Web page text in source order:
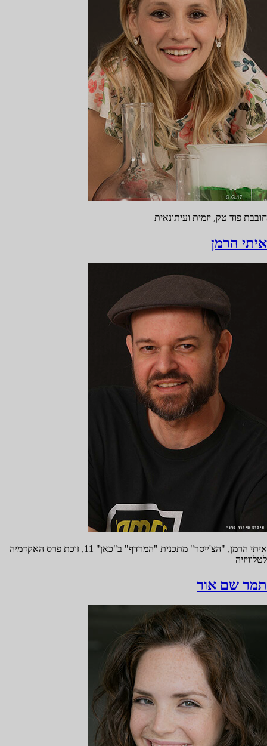
חובבת פוד טק, יזמית ועיתונאית
איתי הרמן
איתי הרמן, "הצ'ייסר" מתכנית "המרדף" ב"כאן" 11, זוכת פרס האקדמיה
לטלוויזיה
תמר שם אור